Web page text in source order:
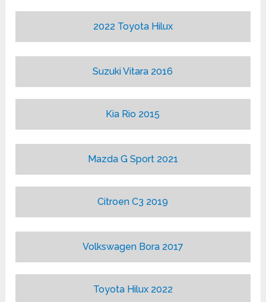
2022 Toyota Hilux
Suzuki Vitara 2016
Kia Rio 2015
Mazda G Sport 2021
Citroen C3 2019
Volkswagen Bora 2017
Toyota Hilux 2022